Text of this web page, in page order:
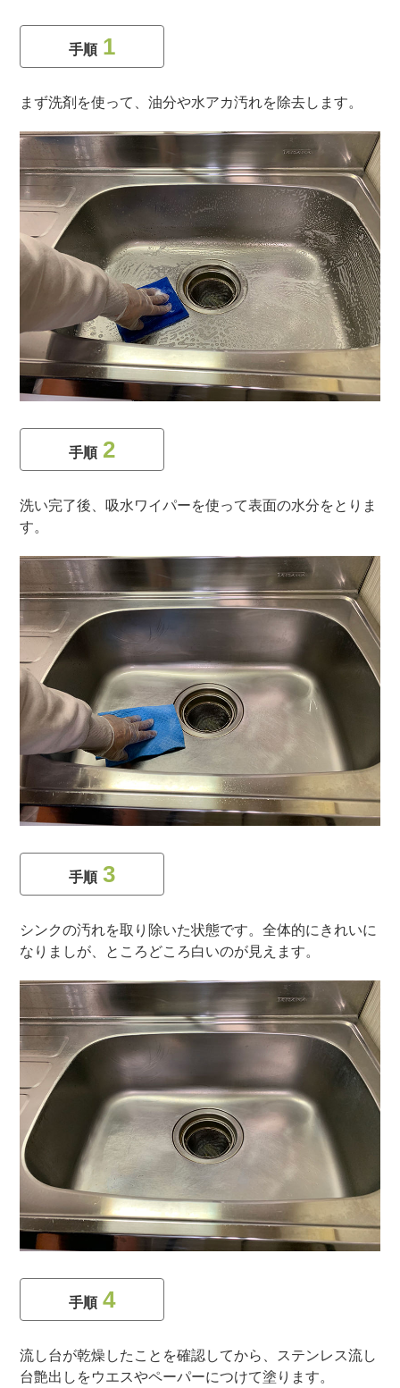
手順 1
まず洗剤を使って、油分や水アカ汚れを除去します。
手順 2
洗い完了後、吸水ワイパーを使って表面の水分をとりま
す。
手順 3
シンクの汚れを取り除いた状態です。全体的にきれいに
なりましが、ところどころ白いのが見えます。
手順 4
流し台が乾燥したことを確認してから、ステンレス流し
台艶出しをウエスやペーパーにつけて塗ります。